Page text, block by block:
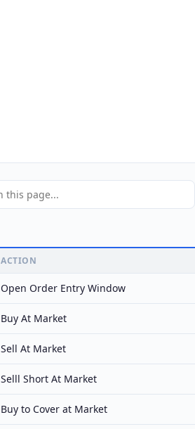
ACTION
Open Order Entry Window
Buy At Market
Sell At Market
Selll Short At Market
Buy to Cover at Market